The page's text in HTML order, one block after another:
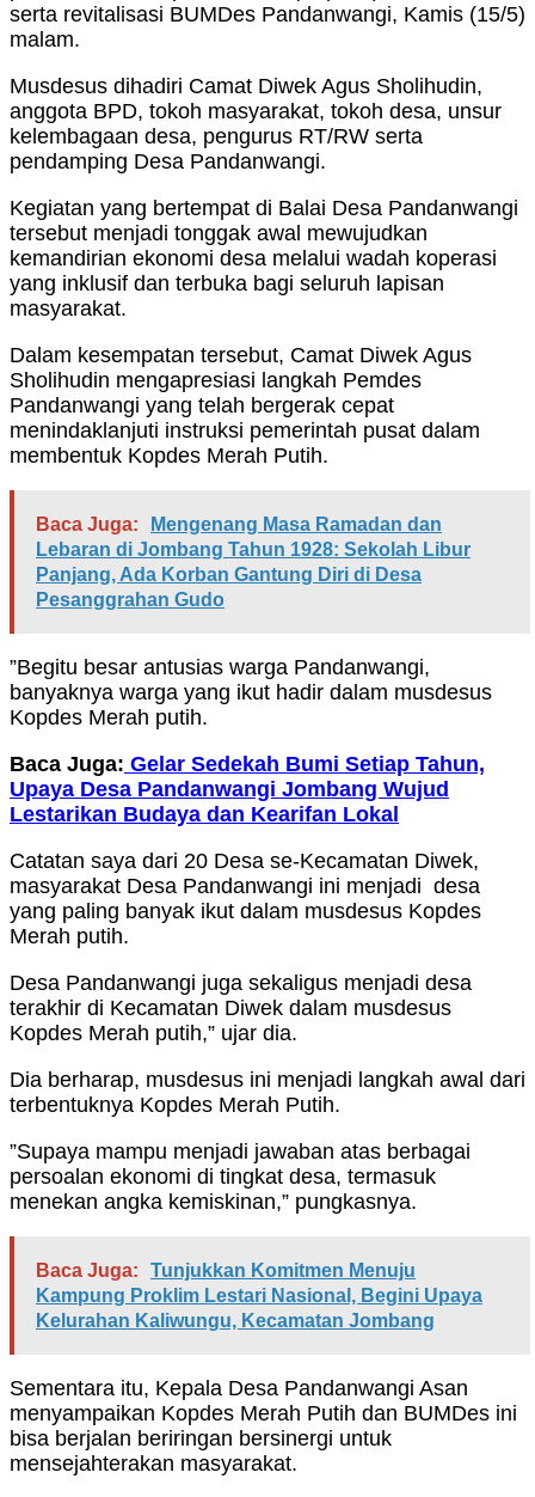
serta revitalisasi BUMDes Pandanwangi, Kamis (15/5)
malam.
Musdesus dihadiri Camat Diwek Agus Sholihudin,
anggota BPD, tokoh masyarakat, tokoh desa, unsur
kelembagaan desa, pengurus RT/RW serta
pendamping Desa Pandanwangi.
Kegiatan yang bertempat di Balai Desa Pandanwangi
tersebut menjadi tonggak awal mewujudkan
kemandirian ekonomi desa melalui wadah koperasi
yang inklusif dan terbuka bagi seluruh lapisan
masyarakat.
Dalam kesempatan tersebut, Camat Diwek Agus
Sholihudin mengapresiasi langkah Pemdes
Pandanwangi yang telah bergerak cepat
menindaklanjuti instruksi pemerintah pusat dalam
membentuk Kopdes Merah Putih.
Baca Juga:
Mengenang Masa Ramadan dan
Lebaran di Jombang Tahun 1928: Sekolah Libur
Panjang, Ada Korban Gantung Diri di Desa
Pesanggrahan Gudo
”Begitu besar antusias warga Pandanwangi,
banyaknya warga yang ikut hadir dalam musdesus
Kopdes Merah putih.
Baca Juga: Gelar Sedekah Bumi Setiap Tahun,
Upaya Desa Pandanwangi Jombang Wujud
Lestarikan Budaya dan Kearifan Lokal
Catatan saya dari 20 Desa se-Kecamatan Diwek,
masyarakat Desa Pandanwangi ini menjadi desa
yang paling banyak ikut dalam musdesus Kopdes
Merah putih.
Desa Pandanwangi juga sekaligus menjadi desa
terakhir di Kecamatan Diwek dalam musdesus
Kopdes Merah putih,” ujar dia.
Dia berharap, musdesus ini menjadi langkah awal dari
terbentuknya Kopdes Merah Putih.
”Supaya mampu menjadi jawaban atas berbagai
persoalan ekonomi di tingkat desa, termasuk
menekan angka kemiskinan,” pungkasnya.
Baca Juga:
Tunjukkan Komitmen Menuju
Kampung Proklim Lestari Nasional, Begini Upaya
Kelurahan Kaliwungu, Kecamatan Jombang
Sementara itu, Kepala Desa Pandanwangi Asan
menyampaikan Kopdes Merah Putih dan BUMDes ini
bisa berjalan beriringan bersinergi untuk
mensejahterakan masyarakat.